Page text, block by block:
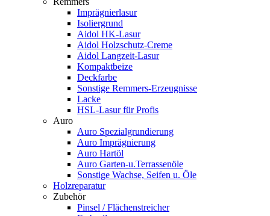
Imprägnierlasur
Isoliergrund
Aidol HK-Lasur
Aidol Holzschutz-Creme
Aidol Langzeit-Lasur
Kompaktbeize
Deckfarbe
Sonstige Remmers-Erzeugnisse
Lacke
HSL-Lasur für Profis
Auro
Auro Spezialgrundierung
Auro Imprägnierung
Auro Hartöl
Auro Garten-u.Terrassenöle
Sonstige Wachse, Seifen u. Öle
Holzreparatur
Zubehör
Pinsel / Flächenstreicher